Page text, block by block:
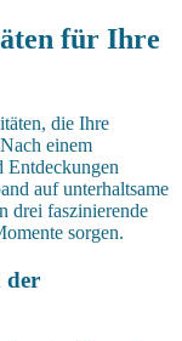
für Ihre
die Ihre
einem
Entdeckungen
auf unterhaltsame
drei faszinierende
sorgen.
der